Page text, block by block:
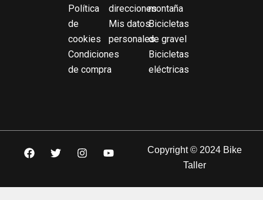
Política
de
cookies
Condiciones
de compra
direcciones
Mis datos
personales
montaña
Bicicletas
de gravel
Bicicletas
eléctricas
Copyright © 2024 Bike
Taller
F
a
b
T
w
t
I
n
a
Y
o
u